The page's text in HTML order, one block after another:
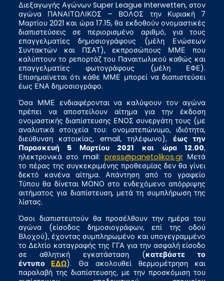
Διεξαγωγής Αγώνων Super League Interwetten, στον
αγώνα ΠΑΝΑΙΤΩΛΙΚΟΣ – ΒΟΛΟΣ την Κυριακή 7
Μαρτίου 2021 και ώρα 17.15, θα εκδοθούν ονομαστικές
διαπιστεύσεις σε περιορισμένο αριθμό, για τους
επαγγελματίες δημοσιογράφους (μέλη Ενώσεων
Συντακτών και ΠΣΑΤ), εκπροσώπους ΜΜΕ που
καλύπτουν το ρεπορτάζ του Παναιτωλικού καθώς και
επαγγελματίες φωτογράφους (μέλη ΕΦΕ).
Επισημαίνεται ότι κάθε ΜΜΕ μπορεί να διαπιστεύσει
έως ΕΝΑ δημοσιογράφο.
Όσα ΜΜΕ ενδιαφέρονται να καλύψουν τον αγώνα
πρέπει να αποστείλουν αίτημα για την έκδοση
ονομαστικής διαπίστευσης ΕΝΟΣ συνεργάτη τους (με
αναλυτικά στοιχεία του: ονοματεπώνυμο, ιδιότητα,
διεύθυνση κατοικίας, email, τηλέφωνο), έως την
Παρασκευή 5 Μαρτίου 2021 και ώρα 12.00,
ηλεκτρονικά στο mail: press@panetolikos.grΜετά
το πέρας της συγκεκριμένης προθεσμίας δεν θα γίνει
δεκτό κανένα αίτημα. Απάντηση από το γραφείο
Τύπου θα δίνεται ΜΟΝΟ στο ενδεχόμενο απόρριψης
αιτήματος για διαπίστευση, μετά τη συμπλήρωση της
λίστας.
Όσοι διαπιστευτούν θα προσέλθουν την ημέρα του
αγώνα (είσοδος δημοσιογράφων, επί της οδού
Βλοχού), έχοντας συμπληρωμένο και υπογεγραμμένο
το Δελτίο καταγραφής της ΓΓΑ για την ασφαλή είσοδο
σε αθλητική εγκατάσταση (κατεβάστε το
έντυποΕΔΩ). Θα ακολουθεί θερμομέτρηση και
παραλαβή της διαπίστευσης, με την προσκόμιση του